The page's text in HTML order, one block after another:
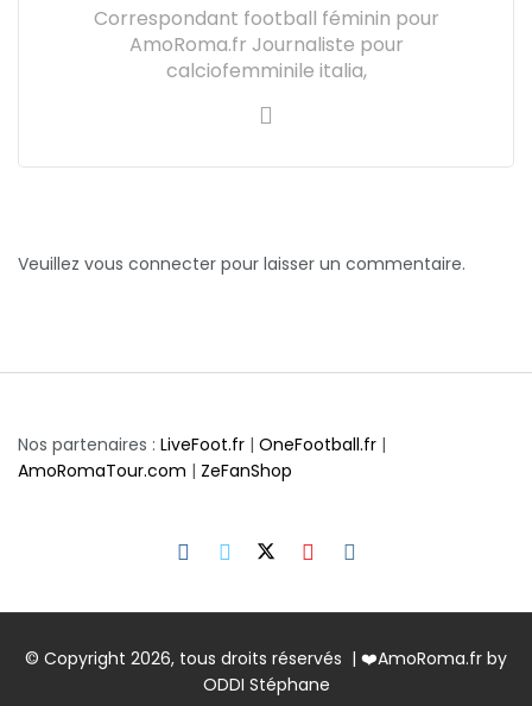
Correspondant football féminin pour
AmoRoma.fr Journaliste pour
calciofemminile italia,
Veuillez vous connecter pour laisser un commentaire.
Nos partenaires : LiveFoot.fr | OneFootball.fr |
AmoRomaTour.com | ZeFanShop
© Copyright 2026, tous droits réservés | ❤️AmoRoma.fr by
ODDI Stéphane